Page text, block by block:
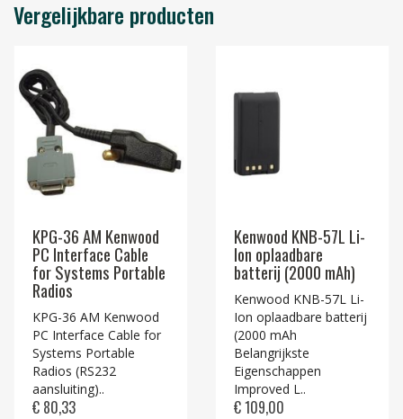
Vergelijkbare producten
KPG-36 AM Kenwood
PC Interface Cable
for Systems Portable
Radios
KPG-36 AM Kenwood
PC Interface Cable for
Systems Portable
Radios (RS232
aansluiting)..
€ 80,33
Kenwood KNB-57L Li-
Ion oplaadbare
batterij (2000 mAh)
Kenwood KNB-57L Li-
Ion oplaadbare batterij
(2000 mAh
Belangrijkste
Eigenschappen
Improved L..
€ 109,00